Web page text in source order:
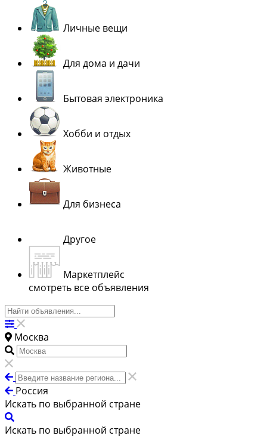
Личные вещи
Для дома и дачи
Бытовая электроника
Хобби и отдых
Животные
Для бизнеса
Другое
Маркетплейс
смотреть все объявления
Москва
Россия
Искать по выбранной стране
Искать по выбранной стране